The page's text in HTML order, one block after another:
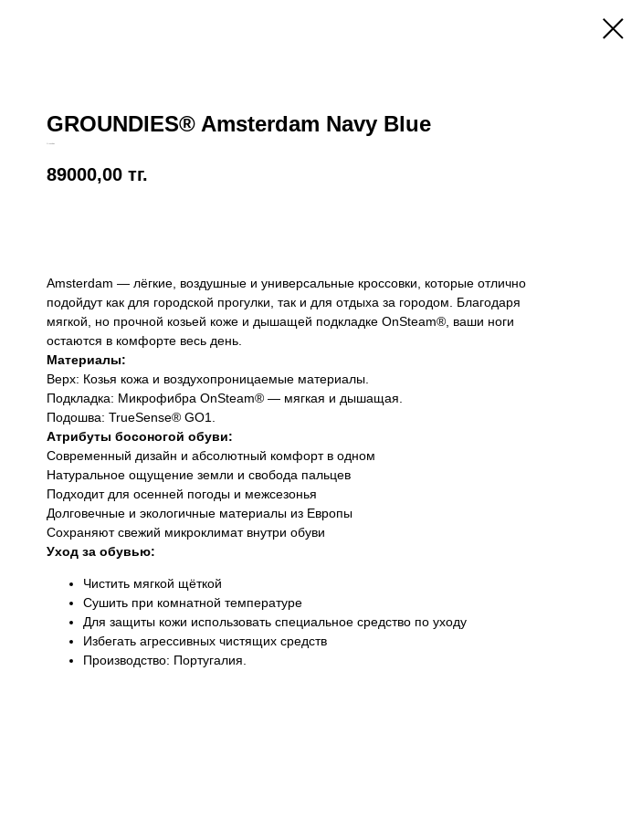
GROUNDIES® Amsterdam Navy Blue
89000,00 тг.
Amsterdam — лёгкие, воздушные и универсальные кроссовки, которые отлично
подойдут как для городской прогулки, так и для отдыха за городом. Благодаря
мягкой, но прочной козьей коже и дышащей подкладке OnSteam®, ваши ноги
остаются в комфорте весь день.
Материалы:
Верх: Козья кожа и воздухопроницаемые материалы.
Подкладка: Микрофибра OnSteam® — мягкая и дышащая.
Подошва: TrueSense® GO1.
Атрибуты босоногой обуви:
Современный дизайн и абсолютный комфорт в одном
Натуральное ощущение земли и свобода пальцев
Подходит для осенней погоды и межсезонья
Долговечные и экологичные материалы из Европы
Сохраняют свежий микроклимат внутри обуви
Уход за обувью:
Чистить мягкой щёткой
Сушить при комнатной температуре
Для защиты кожи использовать специальное средство по уходу
Избегать агрессивных чистящих средств
Производство: Португалия.